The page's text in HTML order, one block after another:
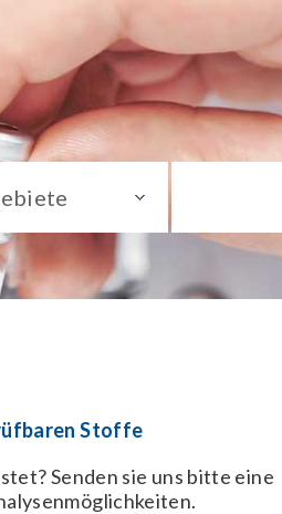
Stoffe
Senden sie uns bitte eine